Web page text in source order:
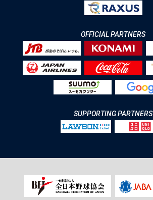
OFFICIAL PARTNERS
SUPPORTING PARTNERS